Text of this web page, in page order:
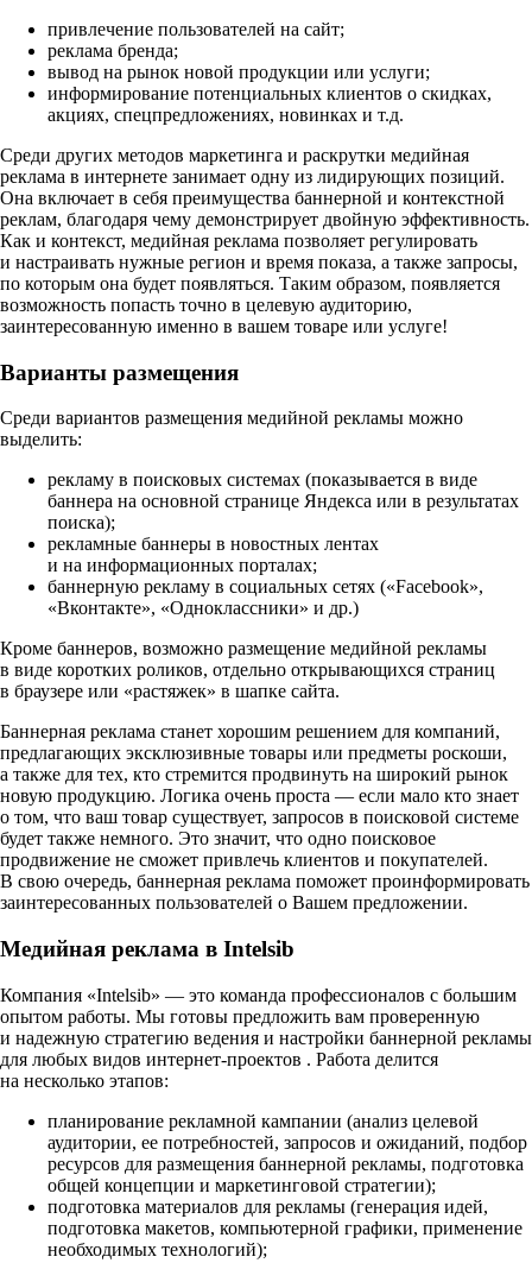
привлечение пользователей на сайт;
реклама бренда;
вывод на рынок новой продукции или услуги;
информирование потенциальных клиентов о скидках,
акциях, спецпредложениях, новинках и т.д.
Среди других методов маркетинга и раскрутки медийная
реклама в интернете занимает одну из лидирующих позиций.
Она включает в себя преимущества баннерной и контекстной
реклам, благодаря чему демонстрирует двойную эффективность.
Как и контекст, медийная реклама позволяет регулировать
и настраивать нужные регион и время показа, а также запросы,
по которым она будет появляться. Таким образом, появляется
возможность попасть точно в целевую аудиторию,
заинтересованную именно в вашем товаре или услуге!
Варианты размещения
Среди вариантов размещения медийной рекламы можно
выделить:
рекламу в поисковых системах (показывается в виде
баннера на основной странице Яндекса или в результатах
поиска);
рекламные баннеры в новостных лентах
и на информационных порталах;
баннерную рекламу в социальных сетях («Facebook»,
«Вконтакте», «Одноклассники» и др.)
Кроме баннеров, возможно размещение медийной рекламы
в виде коротких роликов, отдельно открывающихся страниц
в браузере или «растяжек» в шапке сайта.
Баннерная реклама станет хорошим решением для компаний,
предлагающих эксклюзивные товары или предметы роскоши,
а также для тех, кто стремится продвинуть на широкий рынок
новую продукцию. Логика очень проста — если мало кто знает
о том, что ваш товар существует, запросов в поисковой системе
будет также немного. Это значит, что одно поисковое
продвижение не сможет привлечь клиентов и покупателей.
В свою очередь, баннерная реклама поможет проинформировать
заинтересованных пользователей о Вашем предложении.
Медийная реклама в Intelsib
Компания «Intelsib» — это команда профессионалов с большим
опытом работы. Мы готовы предложить вам проверенную
и надежную стратегию ведения и настройки баннерной рекламы
для любых видов интернет-проектов . Работа делится
на несколько этапов:
планирование рекламной кампании (анализ целевой
аудитории, ее потребностей, запросов и ожиданий, подбор
ресурсов для размещения баннерной рекламы, подготовка
общей концепции и маркетинговой стратегии);
подготовка материалов для рекламы (генерация идей,
подготовка макетов, компьютерной графики, применение
необходимых технологий);